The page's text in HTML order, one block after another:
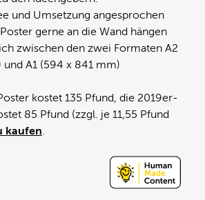
und Umsetzung angesprochen
gerne an die Wand hängen
zwischen den zwei Formaten A2
A1 (594 x 841 mm)
kostet 135 Pfund, die 2019er-
85 Pfund (zzgl. je 11,55 Pfund
kaufen.